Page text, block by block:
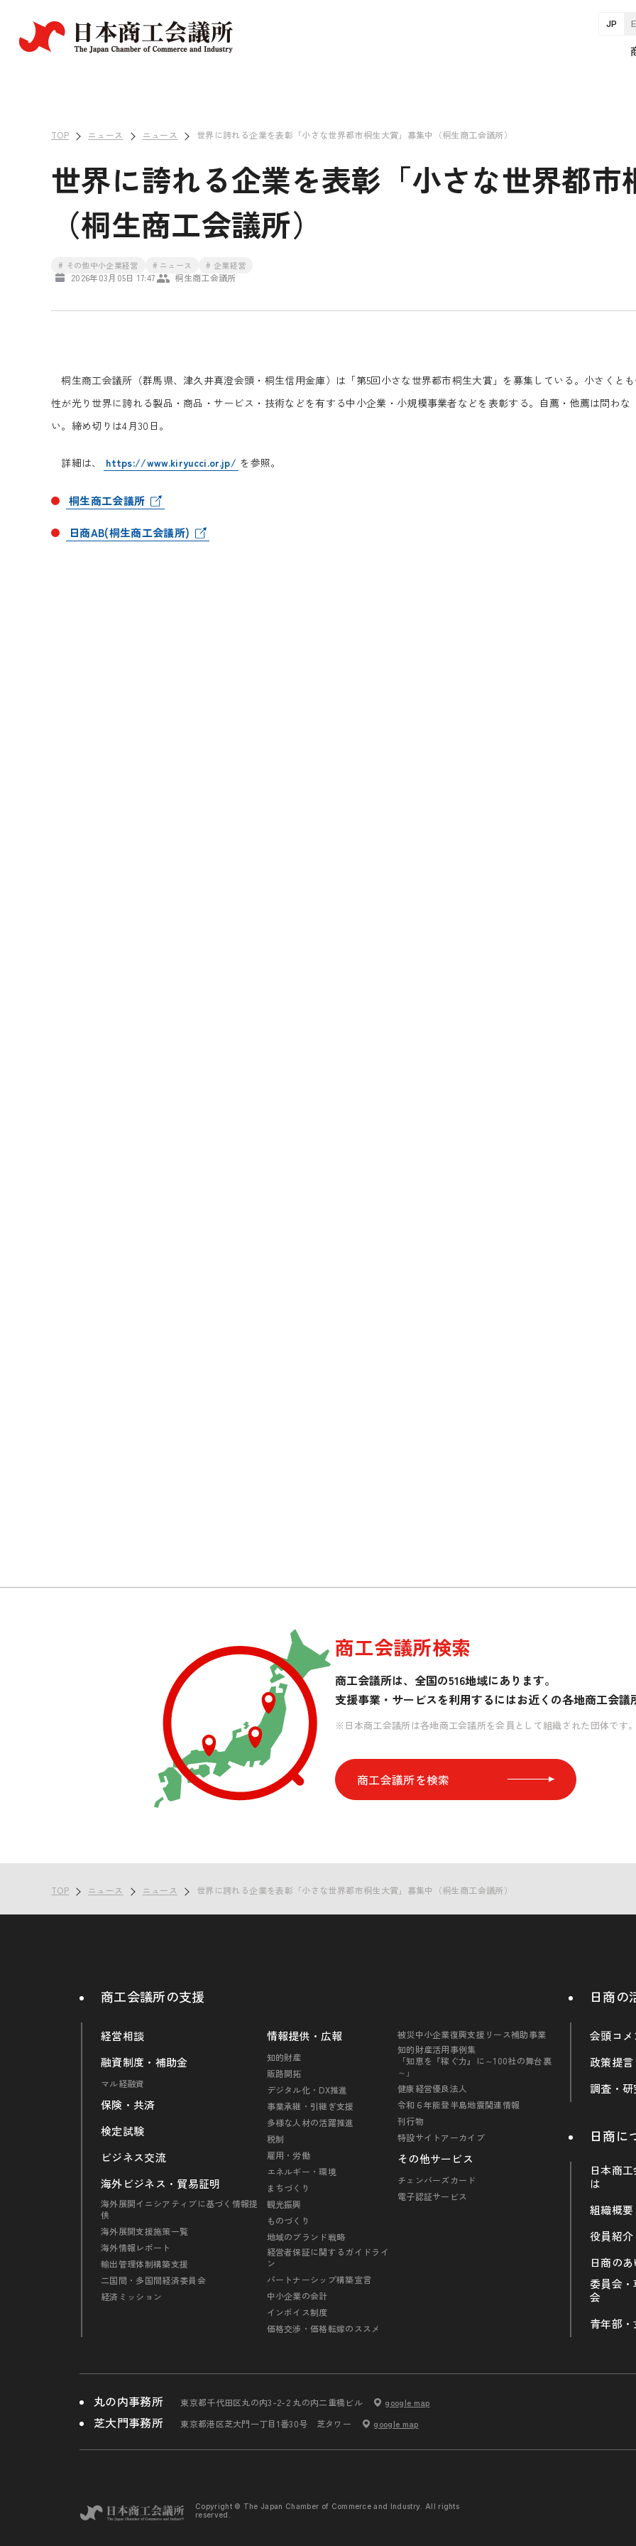
JP
TOP ニュース ニュース 世界に誇れる企業を表彰「小さな世界都市桐生大賞」募集中（桐生商工会議所）
世界に誇れる企業を表彰「小さな世界都市
（桐生商工会議所）
# その他中小企業経営 # ニュース # 企業経営
2026年03月05日 17:47 桐生商工会議所
桐生商工会議所（群馬県、津久井真澄会頭・桐生信用金庫）は「第5回小さな世界都市桐生大賞」を募集している。小さくと
性が光り世界に誇れる製品・商品・サービス・技術などを有する中小企業・小規模事業者などを表彰する。自薦・他薦は問わな
い。締め切りは4月30日。
詳細は、 https://www.kiryucci.or.jp/ を参照。
桐生商工会議所
日商AB(桐生商工会議所)
商工会議所検索
商工会議所は、全国の516地域にあります。
支援事業・サービスを利用するにはお近くの各地商工会議
※日本商工会議所は各地商工会議所を会員として組織された団体です。
商工会議所を検索
TOP ニュース ニュース 世界に誇れる企業を表彰「小さな世界都市桐生大賞」募集中（桐生商工会議所）
商工会議所の支援
経営相談
融資制度・補助金
マル経融資
保険・共済
検定試験
ビジネス交流
海外ビジネス・貿易証明
海外展開イニシアティブに基づく情報提
供
海外展開支援施策一覧
海外情報レポート
輸出管理体制構築支援
二国間・多国間経済委員会
経済ミッション
情報提供・広報
知的財産
販路開拓
デジタル化・DX推進
事業承継・引継ぎ支援
多様な人材の活躍推進
税制
雇用・労働
エネルギー・環境
まちづくり
観光振興
ものづくり
地域のブランド戦略
経営者保証に関するガイドライ
ン
パートナーシップ構築宣言
中小企業の会計
インボイス制度
価格交渉・価格転嫁のススメ
被災中小企業復興支援リース補助事業
知的財産活用事例集
「知恵を『稼ぐ力』に～100社の舞台裏
～」
健康経営優良法人
令和６年能登半島地震関連情報
刊行物
特設サイトアーカイブ
その他サービス
チェンバーズカード
電子認証サービス
日商の
会頭コメ
政策提言
調査・研
日商に
日本商
は
組織概要
役員紹介
日商の
委員会・
会
青年部
丸の内事務所 東京都千代田区丸の内3-2-2 丸の内二重橋ビル google map
芝大門事務所 東京都港区芝大門一丁目1番30号 芝タワー google map
Copyright © The Japan Chamber of Commerce and Industry. All rights
reserved.